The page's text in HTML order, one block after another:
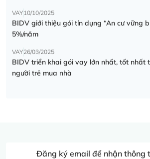
VAY10/10/2025
BIDV giới thiệu gói tín dụng “An cư vững
5%/năm
VAY26/03/2025
BIDV triển khai gói vay lớn nhất, tốt nhất
người trẻ mua nhà
Đăng ký email để nhận thông